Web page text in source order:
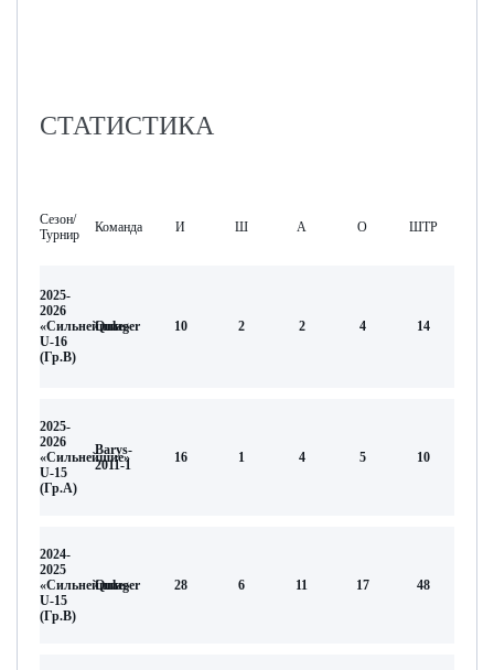
СТАТИСТИКА
Сезон/
Турнир
Команда И Ш А О ШТР
2025-
2026
«Сильнейшие»
U-16
(Гр.В)
Qulager 10 2 2 4 14
2025-
2026
«Сильнейшие»
U-15
(Гр.А)
Barys-
2011-1
16 1 4 5 10
2024-
2025
«Сильнейшие»
U-15
(Гр.В)
Qulager 28 6 11 17 48